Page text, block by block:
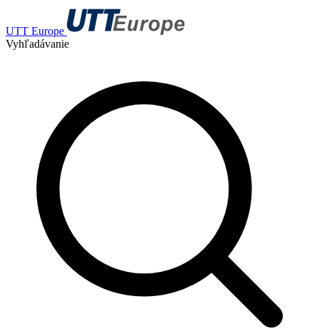
UTT Europe
Vyhľadávanie